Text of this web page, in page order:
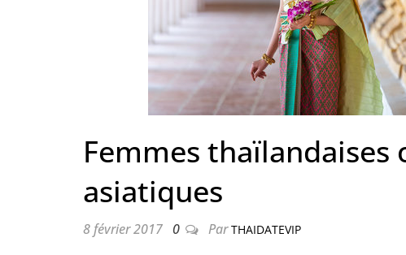
Femmes thaïlandaises
asiatiques
8 février 2017 0 ParTHAIDATEVIP